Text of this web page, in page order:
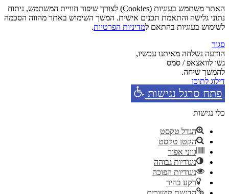
האתר משתמש בעוגיות (Cookies) לצורך שיפור חוויית המשתמש, ניתוח
נתוני גלישה והתאמת תכנים אישית. המשך השימוש באתר מהווה הסכמה
לשימוש בעוגיות בהתאם למדיניות הפרטיות.
סגור
הודעה נשלחה מאיתנו עכשיו,
גשו לוואצאפ / סמס
להמשך שיחה.
דילוג לתוכן
פתח סרגל נגישות
כלי נגישות
הגדל טקסט
הקטן טקסט
גווני אפור
ניגודיות גבוהה
ניגודיות הפוכה
רקע בהיר